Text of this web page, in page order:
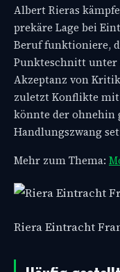
Albert Rieras
prekäre Lage bei
Beruf funktioniere,
Punkteschnitt unter
Akzeptanz von
zuletzt Konflikte mit
könnte der ohnehin
Handlungszwang
Mehr zum Thema:
Riera Eintracht